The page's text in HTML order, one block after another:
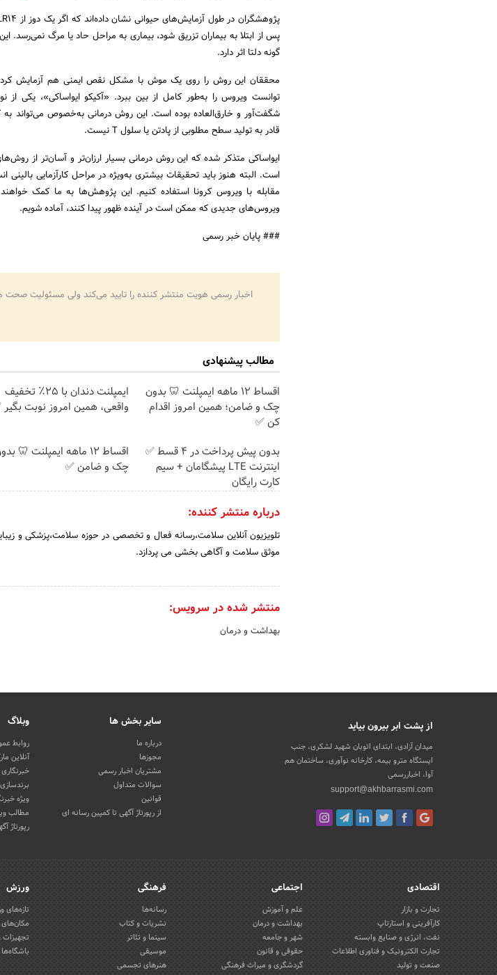
پس از ابتلا به بیماران تزریق شود، بیماری به مراحل حاد یا مرگ نمی‌رسد.
گونه دلتا اثر دارد.
محققان این روش را روی یک موش با مشکل نقص ایمنی هم آزمایش
توانست ویروس را به‌طور کامل از بین ببرد. «آکیکو ایواساکی»، یکی از
شگفت‌آور و خارق‌العاده بوده است. این روش درمانی به‌خصوص می‌تواند به
قادر به تولید سطح مطلوبی از پادتن یا سلول T نیست.
ایواساکی متذکر شده که این روش درمانی بسیار ارزان‌تر و آسان‌تر از
مقابله با ویروس کرونا استفاده کنیم. این پژوهش‌ها به ما کمک خواهند
ویروس‌های جدیدی که ممکن است در آینده ظهور پیدا کنند، آماده شویم.
### پایان خبر رسمی
اخبار رسمی هویت منتشر کننده را تایید می‌کند ولی مسئولیت
مطالب پیشنهادی
اقساط ۱۲ ماهه ایمپلنت 🦷 بدون
چک و ضامن؛ همین امروز اقدام
کن ✅
ایمپلنت دندان با ۲۵٪ تخفیف
واقعی، همین امروز نوبت بگیر
بدون پیش پرداخت در 4 قسط ✅
اینترنت LTE پیشگامان + سیم
کارت رایگان
اقساط ۱۲ ماهه ایمپلنت 🦷
چک و ضامن ✅
درباره منتشر کننده:
تلویزیون آنلاین سلامت،رسانه فعال و تخصصی در حوزه سلامت،پزشکی و
موثق سلامت و آگاهی بخشی می پردازد.
منتشر شده در سرویس:
بهداشت و درمان
از پشت ابر بیرون بیاید
میدان آزادی، ابتدای اتوبان شهید لشکری، جنب
ایستگاه مترو بیمه، کارخانه نوآوری، ساختمان هم
آوا، اخباررسمی
support@akhbarrasmi.com
سایر بخش ها
درباره ما
مجوزها
مشتریان اخبار رسمی
سوالات متداول
قوانین
از رپورتاژ آگهی تا کمپین رسانه ای
وبلاگ
روابط
آنلاین
برندسازی
ویژه
مطالب
رپورتاژ
اقتصادی
تجارت و بازار
کارآفرینی و استارتاپ
نفت، انرژی و صنایع وابسته
تجارت الکترونیک و فناوری اطلاعات
صنعت و تولید
اجتماعی
علم و آموزش
بهداشت و درمان
شهر و جامعه
حقوقی و قانون
گردشگری و میراث فرهنگی
فرهنگی
رسانه‌ها
نشریات و کتاب
سینما و تئاتر
موسیقی
هنرهای تجسمی
ورزش
تازه‌های
باشگاه‌ها